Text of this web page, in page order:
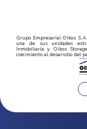
Grupo Empresarial Oikos
una de sus unidades
Inmobiliaria y Oikos
crecimiento al desarrollo del